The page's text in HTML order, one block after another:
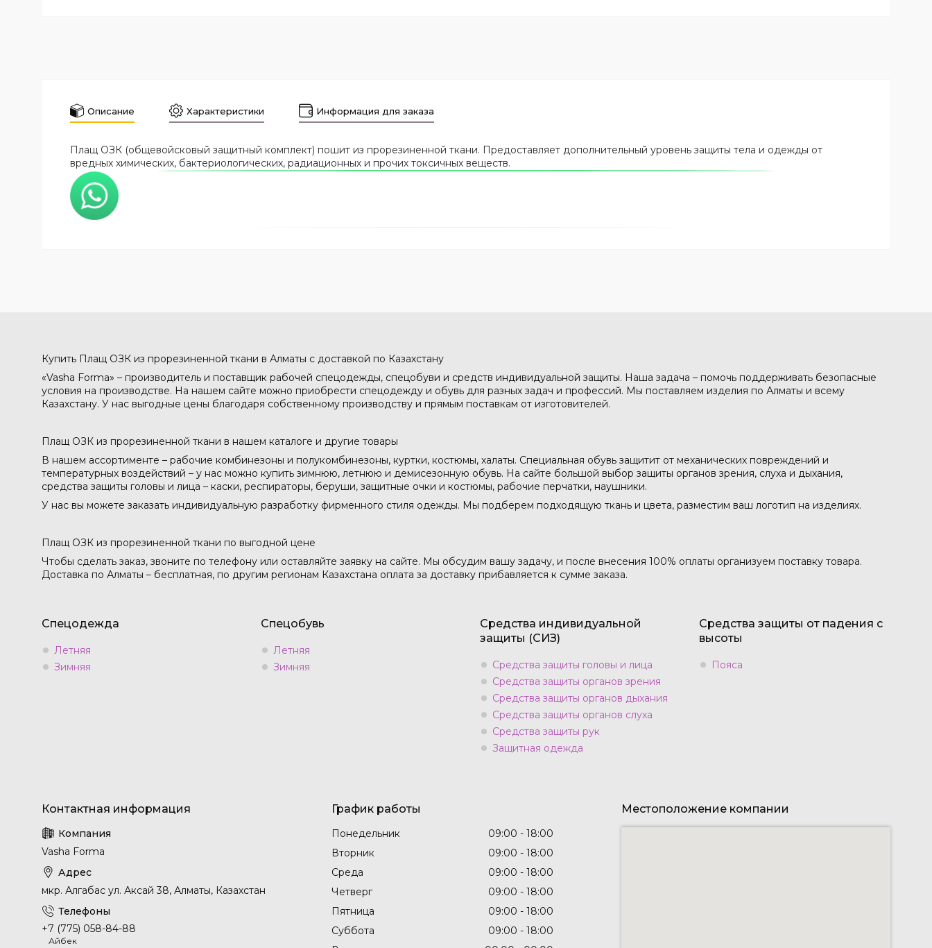
Описание Характеристики Информация для заказа
Плащ ОЗК (общевойсковый защитный комплект) пошит из прорезиненной ткани. Предоставляет дополнительный уровень защиты тела и одежды от
вредных химических, бактериологических, радиационных и прочих токсичных веществ.
Купить Плащ ОЗК из прорезиненной ткани в Алматы с доставкой по Казахстану
«Vasha Forma» – производитель и поставщик рабочей спецодежды, спецобуви и средств индивидуальной защиты. Наша задача – помочь поддерживать безопасные
условия на производстве. На нашем сайте можно приобрести спецодежду и обувь для разных задач и профессий. Мы поставляем изделия по Алматы и всему
Казахстану. У нас выгодные цены благодаря собственному производству и прямым поставкам от изготовителей.
Плащ ОЗК из прорезиненной ткани в нашем каталоге и другие товары
В нашем ассортименте – рабочие комбинезоны и полукомбинезоны, куртки, костюмы, халаты. Специальная обувь защитит от механических повреждений и
температурных воздействий – у нас можно купить зимнюю, летнюю и демисезонную обувь. На сайте большой выбор защиты органов зрения, слуха и дыхания,
средства защиты головы и лица – каски, респираторы, беруши, защитные очки и костюмы, рабочие перчатки, наушники.
У нас вы можете заказать индивидуальную разработку фирменного стиля одежды. Мы подберем подходящую ткань и цвета, разместим ваш логотип на изделиях.
Плащ ОЗК из прорезиненной ткани по выгодной цене
Чтобы сделать заказ, звоните по телефону или оставляйте заявку на сайте. Мы обсудим вашу задачу, и после внесения 100% оплаты организуем поставку товара.
Доставка по Алматы – бесплатная, по другим регионам Казахстана оплата за доставку прибавляется к сумме заказа.
Спецодежда
Летняя
Зимняя
Спецобувь
Летняя
Зимняя
Средства индивидуальной
защиты (СИЗ)
Средства защиты головы и лица
Средства защиты органов зрения
Средства защиты органов дыхания
Средства защиты органов слуха
Средства защиты рук
Защитная одежда
Средства защиты от падения с
высоты
Пояса
Vasha Forma
мкр. Алгабас ул. Аксай 38, Алматы, Казахстан
+7 (775) 058-84-88
Айбек
График работы
Понедельник 09:00
18:00
Вторник
09:00
18:00
Среда
09:00
18:00
Четверг
09:00
18:00
Пятница
09:00
18:00
Суббота
09:00
18:00
Местоположение компании